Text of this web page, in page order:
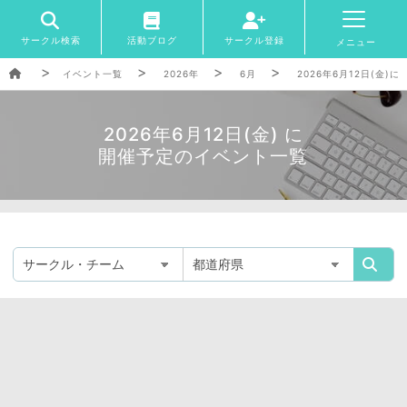
サークル検索 活動ブログ サークル登録 メニュー
イベント一覧 2026年 6月 2026年6月12日(金)に
2026年6月12日(金) に
開催予定のイベント一覧